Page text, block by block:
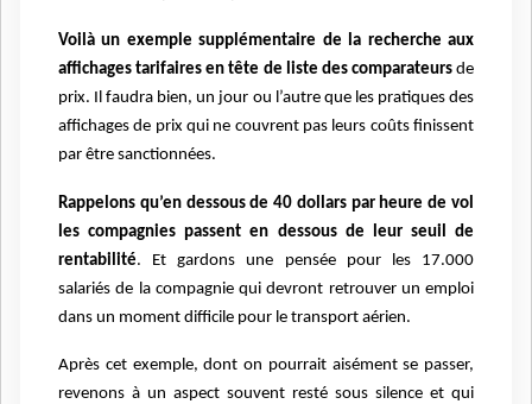
Voilà un exemple supplémentaire de la recherche aux
affichages tarifaires en tête de liste des comparateursde
prix. Il faudra bien, un jour ou l’autre que les pratiques des
affichages de prix qui ne couvrent pas leurs coûts finissent
par être sanctionnées.
Rappelons qu’en dessous de 40 dollars par heure de vol
les compagnies passent en dessous de leur seuil de
rentabilité. Et gardons une pensée pour les 17.000
salariés de la compagnie qui devront retrouver un emploi
dans un moment difficile pour le transport aérien.
Après cet exemple, dont on pourrait aisément se passer,
revenons à un aspect souvent resté sous silence et qui